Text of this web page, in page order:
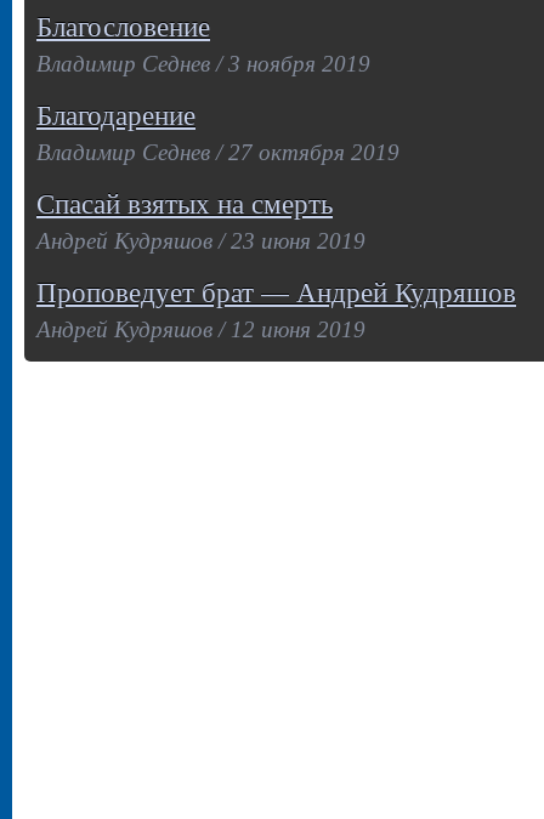
Благословение
Владимир Седнев / 3 ноября 2019
Благодарение
Владимир Седнев / 27 октября 2019
Спасай взятых на смерть
Андрей Кудряшов / 23 июня 2019
Проповедует брат — Андрей Кудряшов
Андрей Кудряшов / 12 июня 2019